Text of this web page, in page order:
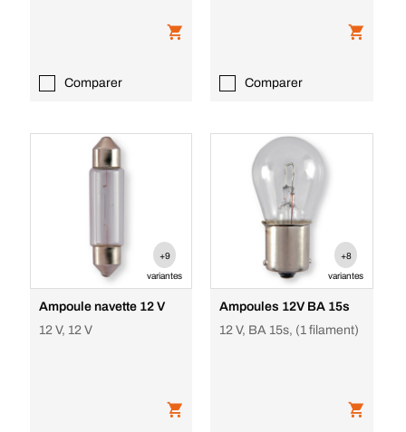
Comparer Comparer
+9
variantes
Ampoule navette 12 V
12 V, 12 V
+8
variantes
Ampoules 12V BA 15s
12 V, BA 15s, (1 filament)